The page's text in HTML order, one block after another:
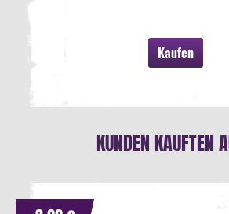
Kaufen
KUNDEN KAUFTEN